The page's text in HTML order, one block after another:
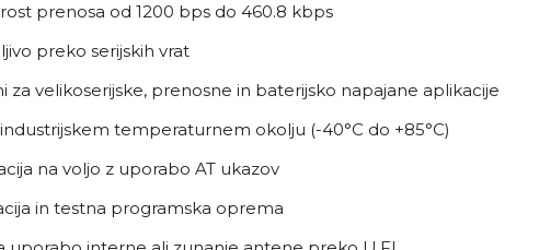
prenosa od 1200 bps do 460.8 kbps
preko serijskih vrat
za velikoserijske, prenosne in baterijsko napajane aplikacije
temperaturnem okolju (-40°C do +85°C)
na voljo z uporabo AT ukazov
in testna programska oprema